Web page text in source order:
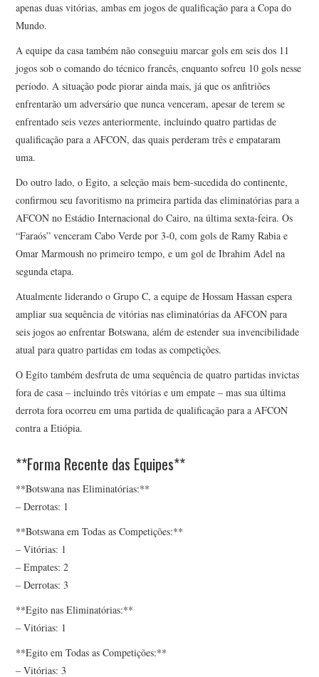
apenas duas vitórias, ambas em jogos de qualificação para a Copa do
Mundo.
A equipe da casa também não conseguiu marcar gols em seis dos 11
jogos sob o comando do técnico francês, enquanto sofreu 10 gols nesse
período. A situação pode piorar ainda mais, já que os anfitriões
enfrentarão um adversário que nunca venceram, apesar de terem se
enfrentado seis vezes anteriormente, incluindo quatro partidas de
qualificação para a AFCON, das quais perderam três e empataram
uma.
Do outro lado, o Egito, a seleção mais bem-sucedida do continente,
confirmou seu favoritismo na primeira partida das eliminatórias para a
AFCON no Estádio Internacional do Cairo, na última sexta-feira. Os
“Faraós” venceram Cabo Verde por 3-0, com gols de Ramy Rabia e
Omar Marmoush no primeiro tempo, e um gol de Ibrahim Adel na
segunda etapa.
Atualmente liderando o Grupo C, a equipe de Hossam Hassan espera
ampliar sua sequência de vitórias nas eliminatórias da AFCON para
seis jogos ao enfrentar Botswana, além de estender sua invencibilidade
atual para quatro partidas em todas as competições.
O Egito também desfruta de uma sequência de quatro partidas invictas
fora de casa – incluindo três vitórias e um empate – mas sua última
derrota fora ocorreu em uma partida de qualificação para a AFCON
contra a Etiópia.
**Forma Recente das Equipes**
**Botswana nas Eliminatórias:**
– Derrotas: 1
**Botswana em Todas as Competições:**
– Vitórias: 1
– Empates: 2
– Derrotas: 3
**Egito nas Eliminatórias:**
– Vitórias: 1
**Egito em Todas as Competições:**
– Vitórias: 3